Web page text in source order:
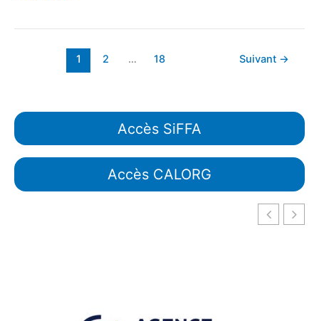
1 2 … 18 Suivant →
Accès SiFFA
Accès CALORG